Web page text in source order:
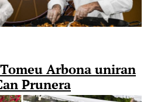
Arbona uniran
Prunera